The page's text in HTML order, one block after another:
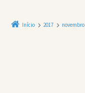
Início 2017 novembro